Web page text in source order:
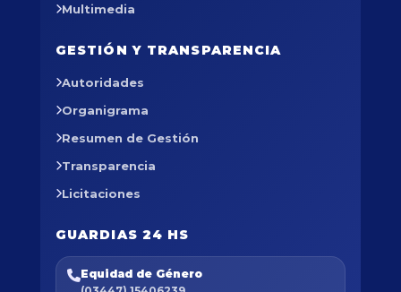
Multimedia
GESTIÓN Y TRANSPARENCIA
Autoridades
Organigrama
Resumen de Gestión
Transparencia
Licitaciones
GUARDIAS 24 HS
Equidad de Género